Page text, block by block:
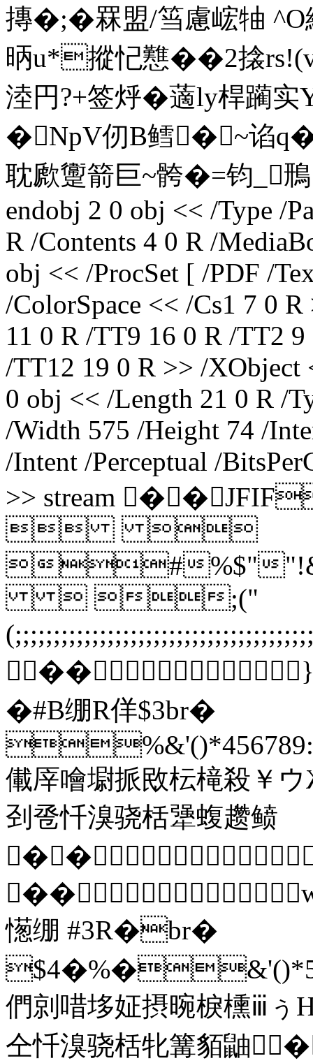
摶�;�罧盟/筜慮峵牰
昞u*摐忋戁��2搇
淕円?+签烀�藡lу桿躏
�NpV仞B鳕�~谄
耽歋躛箭巨~骻�=钧_鳽
endobj 2 0 obj << /Type /
R /Contents 4 0 R /
obj << /ProcSet [ /PDF /
/ColorSpace << /Cs1 7 0
11 0 R /TT9 16 0 R /TT2
/TT12 19 0 R >> /XObject
0 obj << /Length 21 0 R /
/Width 575 /Height 74 /
/Intent /Perceptual /
>> stream
 
#%$"
 ;("
�#B绷R佯$3br�
儎厗噲墛挀敃枟槞殺￥
刭卺忏溴骁栝犟蝮趱鲼
��
憽绷 #3R�br�
們剠唶垑姃摂晼棙櫄ⅲぅ
仝忏溴骁栝牝篝貊鼬